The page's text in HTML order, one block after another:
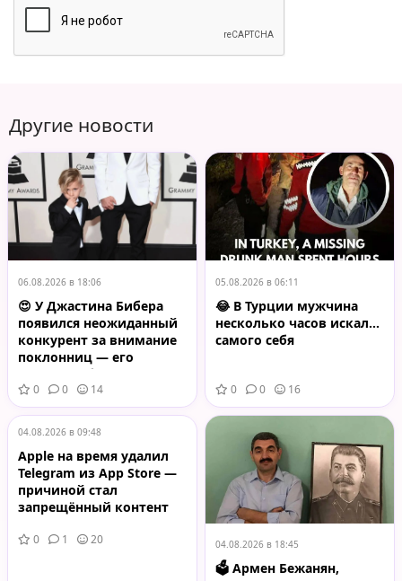
Другие новости
06.08.2026 в 18:06
😍 У Джастина Бибера
появился неожиданный
конкурент за внимание
поклонниц — его
младший брат Джексон
0 0 14
05.08.2026 в 06:11
😂 В Турции мужчина
несколько часов искал…
самого себя
0 0 16
04.08.2026 в 09:48
Apple на время удалил
Telegram из App Store —
причиной стал
запрещённый контент
0 1 20 04.08.2026 в 18:45
🗳️ Армен Бежанян,